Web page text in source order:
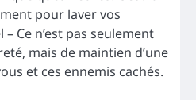
pour laver vos
Ce n’est pas seulement
mais de maintien d’une
et ces ennemis cachés.